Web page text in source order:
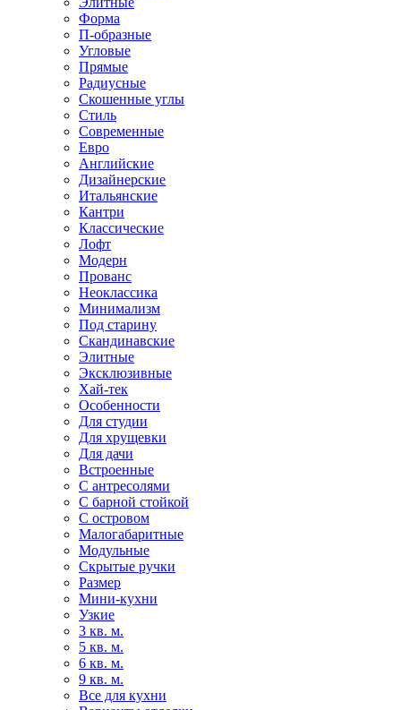
Форма
П-образные
Угловые
Прямые
Радиусные
Скошенные углы
Стиль
Современные
Евро
Английские
Дизайнерские
Итальянские
Кантри
Классические
Лофт
Модерн
Прованс
Неоклассика
Минимализм
Под старину
Скандинавские
Элитные
Эксклюзивные
Хай-тек
Особенности
Для студии
Для хрущевки
Для дачи
Встроенные
С антресолями
С барной стойкой
С островом
Малогабаритные
Модульные
Скрытые ручки
Размер
Мини-кухни
Узкие
3 кв. м.
5 кв. м.
6 кв. м.
9 кв. м.
Все для кухни